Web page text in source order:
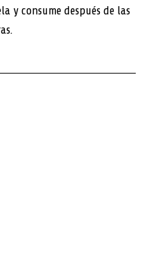
y consume después de las